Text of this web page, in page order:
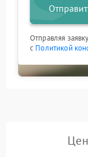
Отправляя
с Политикой